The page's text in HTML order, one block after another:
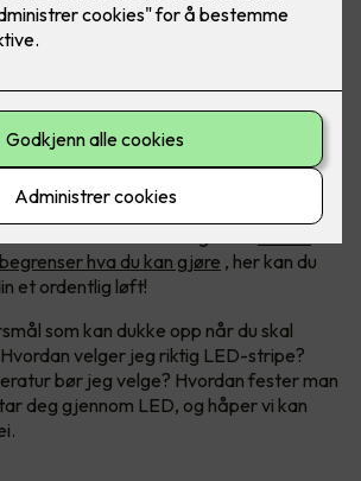
LED-lys
bare mer og mer populært, og med økt
hva du kan gjøre , her kan du
et ordentlig løft!
som kan dukke opp når du skal
velger jeg riktig LED-stripe?
bør jeg velge? Hvordan fester man
deg gjennom LED, og håper vi kan